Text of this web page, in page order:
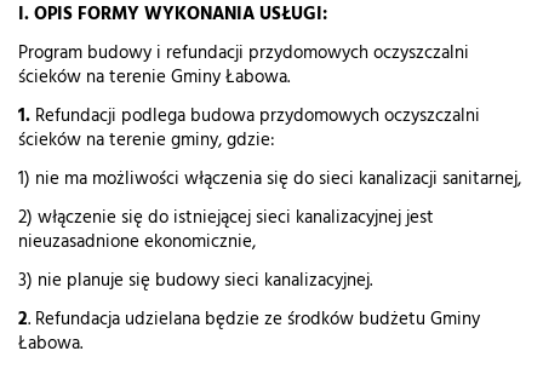
I.OPIS FORMY WYKONANIA USŁUGI:
Program budowy i refundacji przydomowych oczyszczalni
ścieków na terenie Gminy Łabowa.
1. Refundacji podlega budowa przydomowych oczyszczalni
ścieków na terenie gminy, gdzie:
1) nie ma możliwości włączenia się do sieci kanalizacji sanitarnej,
2) włączenie się do istniejącej sieci kanalizacyjnej jest
nieuzasadnione ekonomicznie,
3) nie planuje się budowy sieci kanalizacyjnej.
2. Refundacja udzielana będzie ze środków budżetu Gminy
Łabowa.